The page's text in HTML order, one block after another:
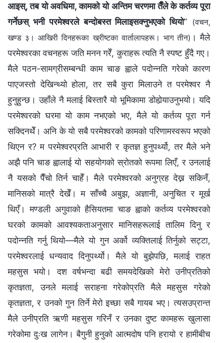
आइस्, तब यो अवधिमा, कामको यो अन्तिम चरणमा तैँले के कर्तव्य पूरा
गर्नेछस् भनी परमेश्‍वरले बन्दोबस्त मिलाइसक्नुभएको थियो” (वचन,
खण्ड ३। आखिरी दिनहरूका ख्रीष्टका वार्तालापहरू। भाग तीन) । मैले
परमेश्‍वरका वचनहरू जति मनन गरेँ, कुराहरू त्यति नै स्पष्‍ट हुँदै गए।
मैले पठन-सामग्रीसम्बन्धी काम चाङ ह्वाले पदोन्नति गरेको कारण
पाएजस्तो देखिन्थ्यो होला, तर सबै कुरा मिलाउने त परमेश्‍वर नै
हुनुहुन्छ। उहाँले नै मलाई बिस्तारै यो भूमिकामा डोहोर्‍याउनुभयो। यदि
परमेश्‍वरको घरमा यो काम नभएको भए, मैले यो कर्तव्य पूरा गर्न
सक्दिनथेँ। अनि के यो सबै परमेश्‍वरको कामको परिणामस्वरूप भएको
थिएन र? म परमेश्‍वरप्रति आभारी र कृतज्ञ हुनुपर्थ्यो, तर मैले भने
अझै पनि चाङ ह्वालाई यो सहयोगको स्रोतको रूपमा लिएँ, र उनलाई
नै यसको पैँचो तिर्न चाहेँ। मैले परमेश्‍वरको अनुग्रह देख्न सकिनँ,
मानिसको मात्रै देखेँ। म साँच्चै अबुझ, अज्ञानी, अनुचित र मूर्ख
थिएँ। मण्डली अगुवाको हैसियतमा चाङ ह्वाको कर्तव्य परमेश्‍वरको
घरको कामको आवश्यकताअनुसार मानिसहरूलाई तालिम दिनु र
पदोन्नति गर्नु थियो—मैले यो गुन अर्को व्यक्तिलाई तिर्नुको सट्टा,
परमेश्‍वरलाई धन्यवाद दिनुपर्थ्यो। मैले यो बुझेपछि, मलाई राहत
महसुस भयो। दश वर्षभन्दा बढी समयदेखिको मेरो उनीप्रतिको
कृतज्ञता, उनले मलाई सराहना गरेकोप्रति मैले महसुस गरेको
कृतज्ञता, र उनको गुन तिर्ने मेरो इच्छा सबै गायब भए। त्यसउप्रान्त
मैले उनीप्रति ऋणी महसुस गरिनँ र उनका दुष्‍ट कामहरू खुलासा
गरेकोमा दुःख लागेन। बैगुनी हुनुको आत्मदोष पनि हरायो र हामीबीच